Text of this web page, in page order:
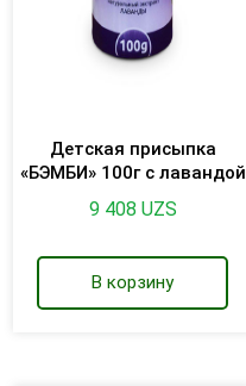
Детская присыпка
«БЭМБИ» 100г с лавандой
9 408 UZS
В корзину